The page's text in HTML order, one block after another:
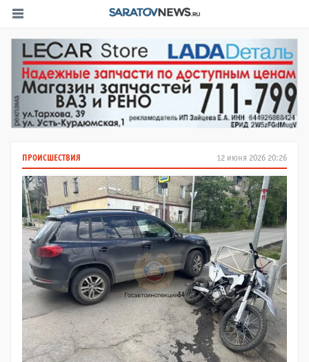
12 июня 2026 20:26
ПРОИСШЕСТВИЯ